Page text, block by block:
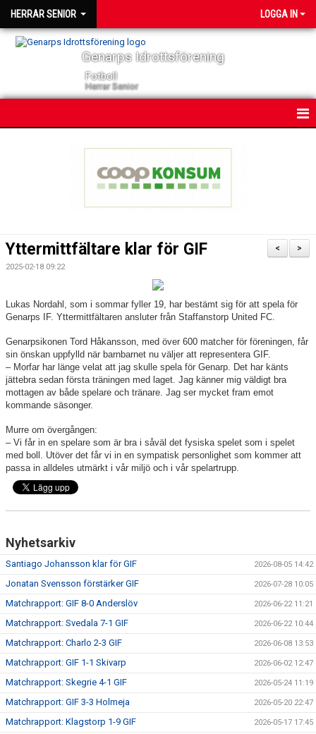
HERRAR SENIOR LOGGA IN
Genarps Idrottsförening
Fotboll
Herrar Senior
TRUPPEN
MATCHER
EKEVALLEN IP
DOKUMENT
STATISTIK
ÅRSKORT A-LAG 2026
>
<
Yttermittfältare klar för GIF
2025-02-18 09:22
Lukas Nordahl, som i sommar fyller 19, har bestämt sig för att spela för
Genarps IF. Yttermittfältaren ansluter från Staffanstorp United FC.
Genarpsikonen Tord Håkansson, med över 600 matcher för föreningen, får
sin önskan uppfylld när barnbarnet nu väljer att representera GIF.
– Morfar har länge velat att jag skulle spela för Genarp. Det har känts
jättebra sedan första träningen med laget. Jag känner mig väldigt bra
mottagen av både spelare och tränare. Jag ser mycket fram emot
kommande säsonger.
Murre om övergången:
– Vi får in en spelare som är bra i såväl det fysiska spelet som i spelet
med boll. Utöver det får vi in en sympatisk personlighet som kommer att
passa in alldeles utmärkt i vår miljö och i vår spelartrupp.
Nyhetsarkiv
Santiago Johansson klar för GIF 2026-08-05 14:42
Jonatan Svensson förstärker GIF 2026-07-28 10:05
Matchrapport: GIF 8-0 Anderslöv 2026-06-22 11:21
Matchrapport: Svedala 7-1 GIF 2026-06-22 10:44
Matchrapport: Charlo 2-3 GIF 2026-06-08 13:53
Matchrapport: GIF 1-1 Skivarp 2026-06-02 12:47
Matchrapport: Skegrie 4-1 GIF 2026-05-24 11:19
Matchrapport: GIF 3-3 Holmeja 2026-05-20 22:47
Matchrapport: Klagstorp 1-9 GIF 2026-05-17 17:45